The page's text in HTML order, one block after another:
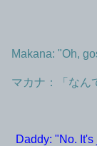
Makana: "Oh,
マカナ：「なん
Daddy: "No.